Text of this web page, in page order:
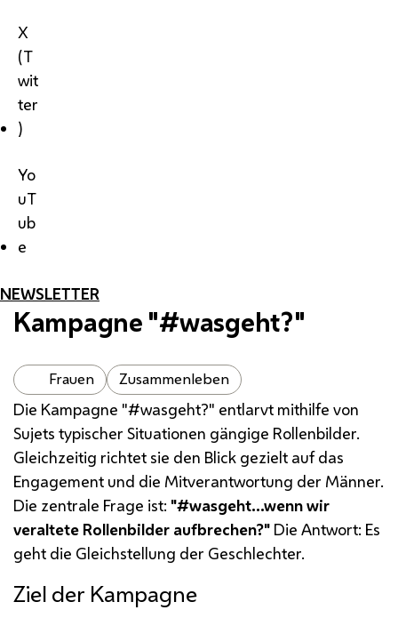
X
(T
wit
ter
)
Yo
uT
ub
e
NEWSLETTER
Kampagne "#wasgeht?"
Frauen Zusammenleben
Die Kampagne "#wasgeht?" entlarvt mithilfe von
Sujets typischer Situationen gängige Rollenbilder.
Gleichzeitig richtet sie den Blick gezielt auf das
Engagement und die Mitverantwortung der Männer.
Die zentrale Frage ist: "#wasgeht...wenn wir
veraltete Rollenbilder aufbrechen?" Die Antwort: Es
geht die Gleichstellung der Geschlechter.
Ziel der Kampagne